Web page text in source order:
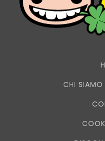
CHI SIAMO